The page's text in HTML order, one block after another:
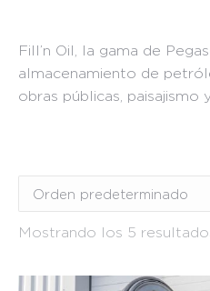
Fill’n Oil, la gama de
almacenamiento de
obras públicas, paisajismo
Estación
fija (0)
Mostrando los 5